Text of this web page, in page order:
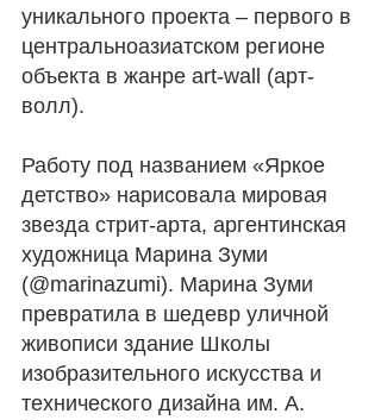
уникального проекта – первого в
центральноазиатском регионе
объекта в жанре art-wall (арт-
волл).
Работу под названием «Яркое
детство» нарисовала мировая
звезда стрит-арта, аргентинская
художница Марина Зуми
(@marinazumi). Марина Зуми
превратила в шедевр уличной
живописи здание Школы
изобразительного искусства и
технического дизайна им. А.